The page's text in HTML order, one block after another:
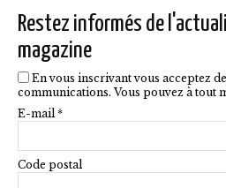
la
page
du
produit
Restez informés de
magazine
En vous inscrivant vous acceptez
communications. Vous pouvez à tout
E-mail *
Code postal